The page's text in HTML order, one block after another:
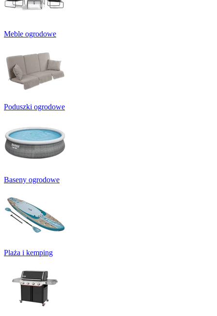
Meble ogrodowe
Poduszki ogrodowe
Baseny ogrodowe
Plaża i kemping